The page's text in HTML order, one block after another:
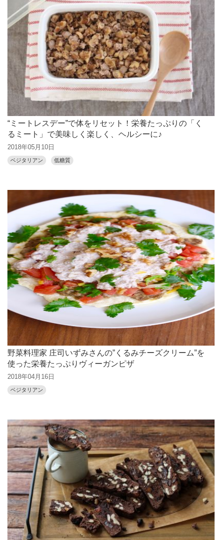
“ミートレスデー”で体をリセット！栄養たっぷりの「く
るミート」で美味しく楽しく、ヘルシーに♪
2018年05月10日
ベジタリアン 低糖質
野菜料理家 庄司いずみさんの”くるみチーズクリーム”を
使った栄養たっぷりヴィーガンピザ
2018年04月16日
ベジタリアン